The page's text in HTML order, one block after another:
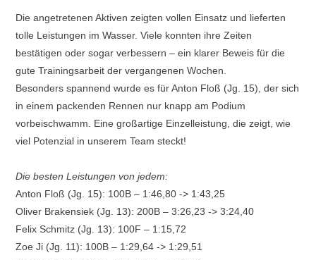
Die angetretenen Aktiven zeigten vollen Einsatz und lieferten
tolle Leistungen im Wasser. Viele konnten ihre Zeiten
bestätigen oder sogar verbessern – ein klarer Beweis für die
gute Trainingsarbeit der vergangenen Wochen.
Besonders spannend wurde es für Anton Floß (Jg. 15), der sich
in einem packenden Rennen nur knapp am Podium
vorbeischwamm. Eine großartige Einzelleistung, die zeigt, wie
viel Potenzial in unserem Team steckt!
Die besten Leistungen von jedem:
Anton Floß (Jg. 15): 100B – 1:46,80 -> 1:43,25
Oliver Brakensiek (Jg. 13): 200B – 3:26,23 -> 3:24,40
Felix Schmitz (Jg. 13): 100F – 1:15,72
Zoe Ji (Jg. 11): 100B – 1:29,64 -> 1:29,51